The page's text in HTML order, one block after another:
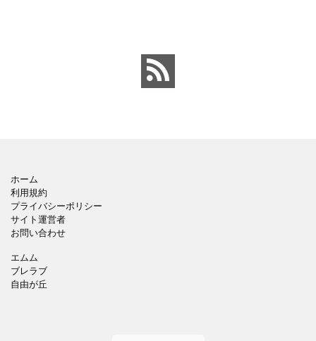
ホーム
利用規約
プライバシーポリシー
サイト運営者
お問い合わせ
エムム
ブレラブ
自由が丘